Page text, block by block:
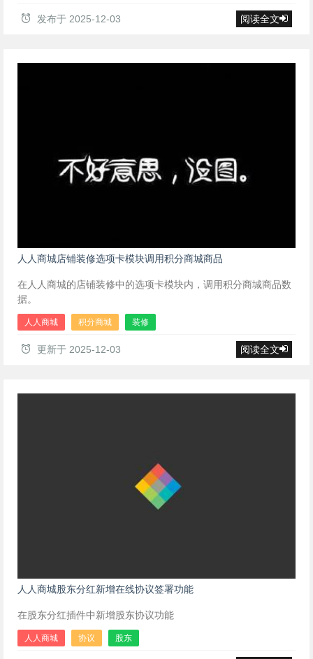
发布于 2025-12-03 阅读全文
人人商城店铺装修选项卡模块调用积分商城商品
在人人商城的店铺装修中的选项卡模块内，调用积分商城商品数
据。
人人商城 积分商城 装修
更新于 2025-12-03 阅读全文
人人商城股东分红新增在线协议签署功能
在股东分红插件中新增股东协议功能
人人商城 协议 股东